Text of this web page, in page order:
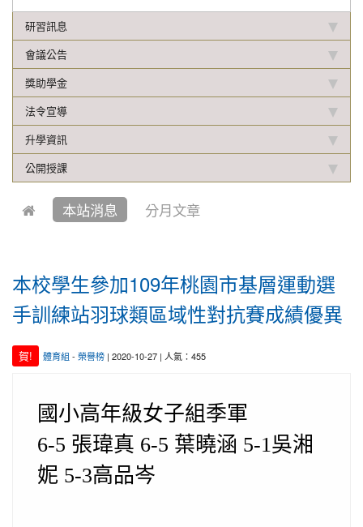
2019-11-07
本校學生參加新竹市新豐盃羽球賽
成績優異
2019-10-21
本校學生參加2019年國慶華江盃羽
球錦標賽成績優異
2019-10-04 賀!
本校學生參加108年新北市城市夏
季盃全國羽球錦標賽成績優異
2019-10-04
本校學生參加中壢第六屆跆拳道錦
2021-01-13 賀!
恭喜六年四班宋芸姿、五年四班林
2020-12-31 賀!
本校學生參加109年桃園市理事長
盃溜冰錦標賽成績優異
校聯合運動會楊梅區選拔賽成績優異
園圍棋對抗賽 成績優異
2020-11-17
賀!
本校學生參加臺北市109年第38屆
中正盃溜冰錦標賽成績優異
2020-11-16 賀!
恭賀本校六年四班學生林恩如參加
研習訊息
會議公告
獎助學金
法令宣導
升學資訊
公開授課
本站消息 分月文章
本校學生參加109年桃園市基層運動選
手訓練站羽球類區域性對抗賽成績優異
賀! 體育組 - 榮譽榜| 2020-10-27 | 人氣：455
國小高年級女子組季軍
6-5 張瑋真 6-5 葉曉涵 5-1吳湘
妮 5-3高品岑